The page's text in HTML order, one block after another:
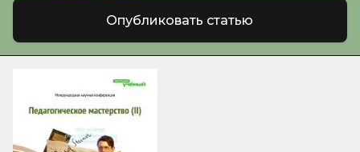
Опубликовать статью